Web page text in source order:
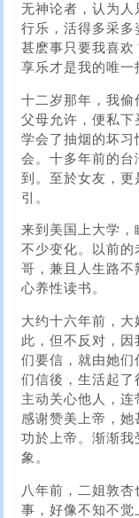
无神论者，认为
行乐，活得多采多
甚麽事只要我喜欢
享乐才是我的唯一
十二岁那年，我
父母允许，便私
学会了抽烟的坏习
会。十多年前的
到。至於女友，更
引。
来到美国上大学，
不少变化。以前
哥，兼且人生路
心养性读书。
大约十六年前，
此，但不反对，
们要信，就由她
们信後，生活起了
主动关心他人，
感谢赞美上帝，她
功於上帝。渐渐
象。
八年前，二姐敦
事，好像不知不